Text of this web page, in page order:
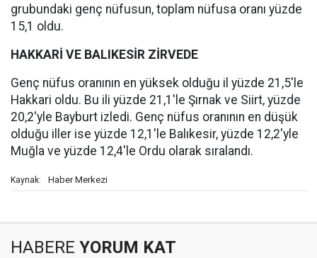
grubundaki genç nüfusun, toplam nüfusa oranı yüzde
15,1 oldu.
HAKKARİ VE BALIKESİR ZİRVEDE
Genç nüfus oranının en yüksek olduğu il yüzde 21,5'le
Hakkari oldu. Bu ili yüzde 21,1'le Şırnak ve Siirt, yüzde
20,2'yle Bayburt izledi. Genç nüfus oranının en düşük
olduğu iller ise yüzde 12,1'le Balıkesir, yüzde 12,2'yle
Muğla ve yüzde 12,4'le Ordu olarak sıralandı.
Kaynak: Haber Merkezi
HABERE YORUM KAT